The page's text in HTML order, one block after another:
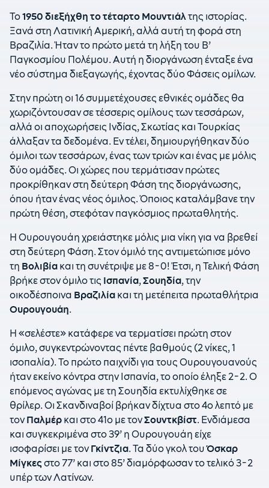
Το1950 διεξήχθη το τέταρτο Μουντιάλτης ιστορίας.
Ξανά στη Λατινική Αμερική, αλλά αυτή τη φορά στη
Βραζιλία. Ήταν το πρώτο μετά τη λήξη του Β’
Παγκοσμίου Πολέμου. Αυτή η διοργάνωση ένταξε ένα
νέο σύστημα διεξαγωγής, έχοντας δύο Φάσεις ομίλων.
Στην πρώτη οι 16 συμμετέχουσες εθνικές ομάδες θα
χωριζόντουσαν σε τέσσερις ομίλους των τεσσάρων,
αλλά οι αποχωρήσεις Ινδίας, Σκωτίας και Τουρκίας
άλλαξαν τα δεδομένα. Εν τέλει, δημιουργήθηκαν δύο
όμιλοι των τεσσάρων, ένας των τριών και ένας με μόλις
δύο ομάδες. Οι χώρες που τερμάτισαν πρώτες
προκρίθηκαν στη δεύτερη Φάση της διοργάνωσης,
όπου ήταν ένας νέος όμιλος. Όποιος καταλάμβανε την
πρώτη θέση, στεφόταν παγκόσμιος πρωταθλητής.
Η Ουρουγουάη χρειάστηκε μόλις μια νίκη για να βρεθεί
στη δεύτερη Φάση. Στον όμιλό της αντιμετώπισε μόνο
τη Βολιβία και τη συνέτριψε με 8-0! Έτσι, η Τελική Φάση
βρήκε στον όμιλο τις Ισπανία,Σουηδία, την
οικοδέσποινα Βραζιλία και τη μετέπειτα πρωταθλήτρια
Ουρουγουάη.
Η «σελέστε» κατάφερε να τερματίσει πρώτη στον
όμιλο, συγκεντρώνοντας πέντε βαθμούς (2 νίκες, 1
ισοπαλία). Το πρώτο παιχνίδι για τους Ουρουγουανούς
ήταν εκείνο κόντρα στην Ισπανία, το οποίο έληξε 2-2. Ο
επόμενος αγώνας με τη Σουηδία εκτυλίχθηκε σε
θρίλερ. Οι Σκανδιναβοί βρήκαν δίχτυα στο 4ο λεπτό με
τονΠαλμέρ και στο 41ο με τονΣουντκβίστ. Ενδιάμεσα
και συγκεκριμένα στο 39’ η Ουρουγουάη είχε
ισοφαρίσει με τονΓκίντζια. Τα δύο γκολ τουΌσκαρ
Μίγκεςστο 77’ και στο 85’ διαμόρφωσαν το τελικό 3-2
υπέρ των Λατίνων.